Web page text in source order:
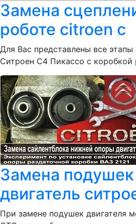
Замена
роботе citroen c
Для Вас представлены все
Ситроен С4 Пикассо с коробкой
Замена
двигатель
При замене подушек двигателя